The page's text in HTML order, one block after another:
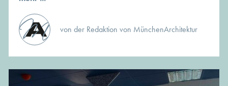
von der Redaktion von MünchenArchitektur